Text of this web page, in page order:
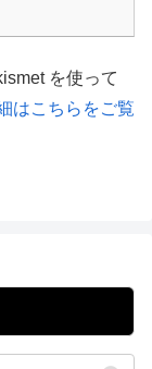
を使って
はこちらをご覧